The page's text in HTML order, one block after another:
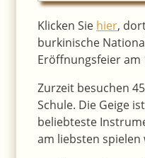
Klicken Sie hier,
burkinische
Eröffnungsfeier am
Zurzeit besuchen
Schule. Die Geige
beliebteste
am liebsten spielen